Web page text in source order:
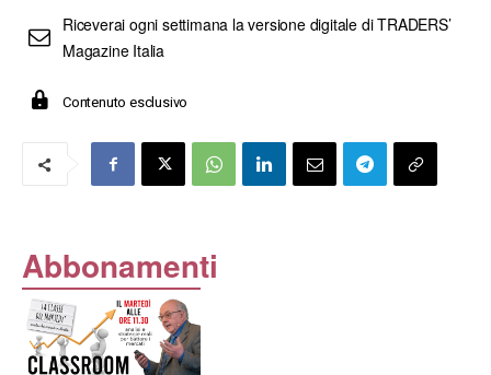
Riceverai ogni settimana la versione digitale di TRADERS’
Magazine Italia
Contenuto esclusivo
Abbonamenti